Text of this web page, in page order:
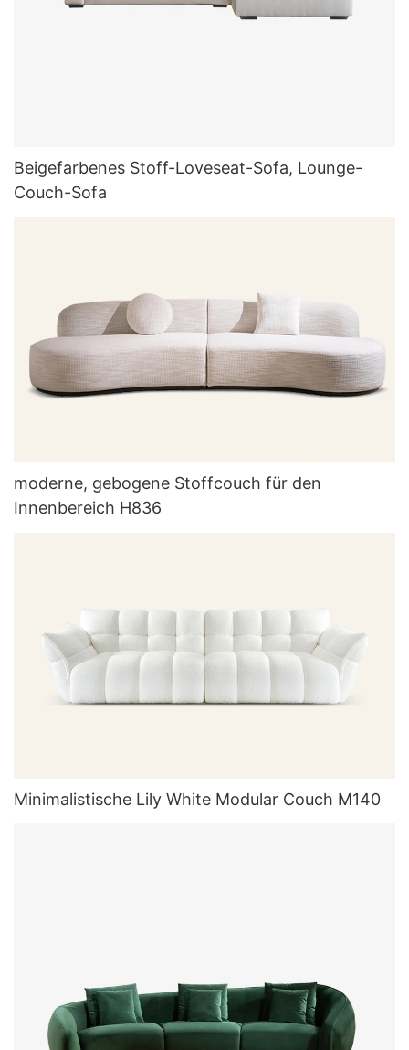
Beigefarbenes Stoff-Loveseat-Sofa, Lounge-
Couch-Sofa
moderne, gebogene Stoffcouch für den
Innenbereich H836
Minimalistische Lily White Modular Couch M140